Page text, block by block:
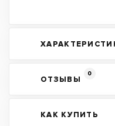
ОТЗЫВЫ
0
КАК КУПИТЬ